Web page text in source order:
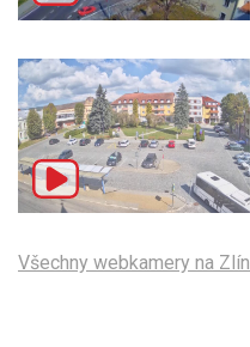
Všechny webkamery na